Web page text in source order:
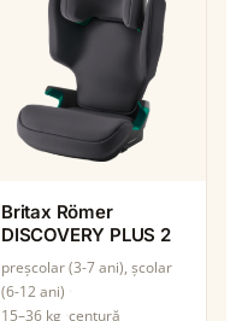
Britax Römer
DISCOVERY PLUS 2
preșcolar (3-7 ani), școlar
(6-12 ani)
15–36 kg centură